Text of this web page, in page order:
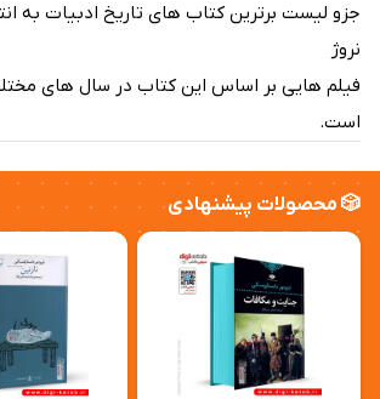
جزو لیست برترین کتاب های تاریخ ادبیات به
نروژ
فیلم هایی بر اساس این کتاب در سال های
است.
🎲 محصولات پیشنهادی